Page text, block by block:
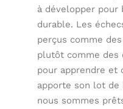
à développer pour
durable. Les
perçus comme
plutôt comme des
pour apprendre et
apporte son lot de
nous sommes